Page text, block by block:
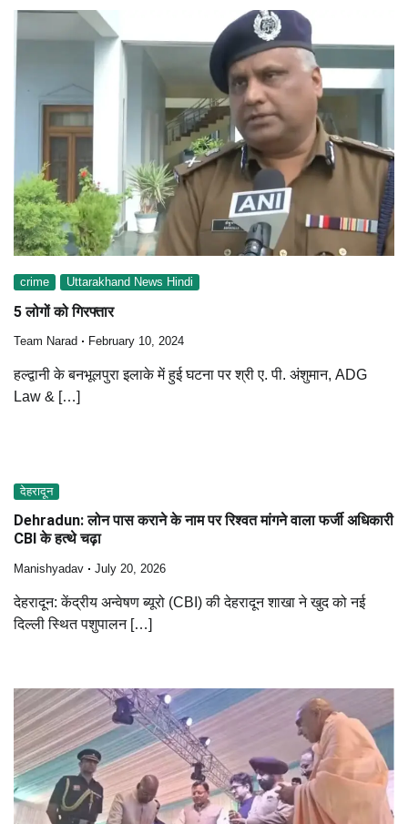
crime Uttarakhand News Hindi
5 लोगों को गिरफ्तार
Team Narad February 10, 2024
हल्द्वानी के बनभूलपुरा इलाके में हुई घटना पर श्री ए. पी. अंशुमान, ADG
Law & […]
देहरादून
Dehradun: लोन पास कराने के नाम पर रिश्वत मांगने वाला फर्जी अधिकारी
CBI के हत्थे चढ़ा
Manishyadav July 20, 2026
देहरादून: केंद्रीय अन्वेषण ब्यूरो (CBI) की देहरादून शाखा ने खुद को नई
दिल्ली स्थित पशुपालन […]